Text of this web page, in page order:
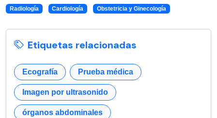
Radiología Cardiología Obstetricia y Ginecología
Etiquetas relacionadas
Ecografía Prueba médica
Imagen por ultrasonido
órganos abdominales